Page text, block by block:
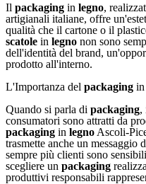
Il packaging in legno,
artigianali italiane, offre
qualità che il cartone o il
scatole in legno non sono
dell'identità del brand,
prodotto all'interno.
L'Importanza del packaging in
Quando si parla di packaging,
consumatori sono attratti da
packaging in legno Ascoli-
trasmette anche un messaggio
sempre più clienti sono
scegliere un packaging
produttivi responsabili